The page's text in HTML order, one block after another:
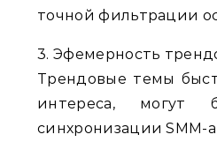
точной фильтрации
3. Эфемерность
Трендовые темы
интереса, могут
синхронизации SMM-